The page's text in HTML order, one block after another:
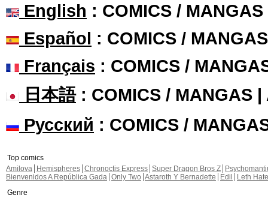
English : COMICS /
Español : COMICS /
Français : COMICS /
日本語: COMICS / MANGAS |
Русский : COMICS /
Top comics
Amilova
Hemispheres Chronoctis Express Super Dragon Bros Z
Bienvenidos A República Gada Only Two Astaroth Y Bernadette Edil
Leth Hate
Genre